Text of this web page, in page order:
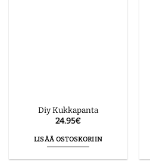
Diy Kukkapanta
24.95€
LISÄÄ OSTOSKORIIN